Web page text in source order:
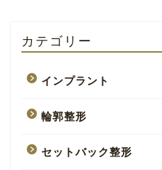
カテゴリー
インプラント
輪郭整形
セットバック整形